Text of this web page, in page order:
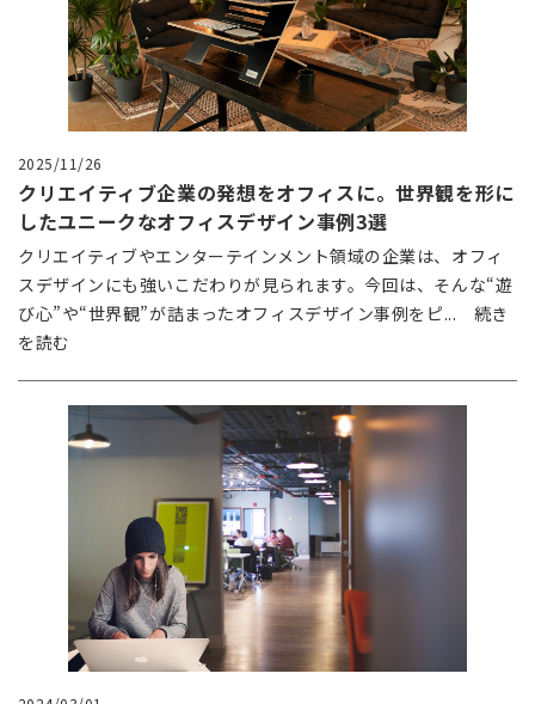
2025/11/26
クリエイティブ企業の発想をオフィスに。世界観を形に
したユニークなオフィスデザイン事例3選
クリエイティブやエンターテインメント領域の企業は、オフィ
スデザインにも強いこだわりが見られます。今回は、そんな“遊
び心”や“世界観”が詰まったオフィスデザイン事例をピ... 続き
を読む